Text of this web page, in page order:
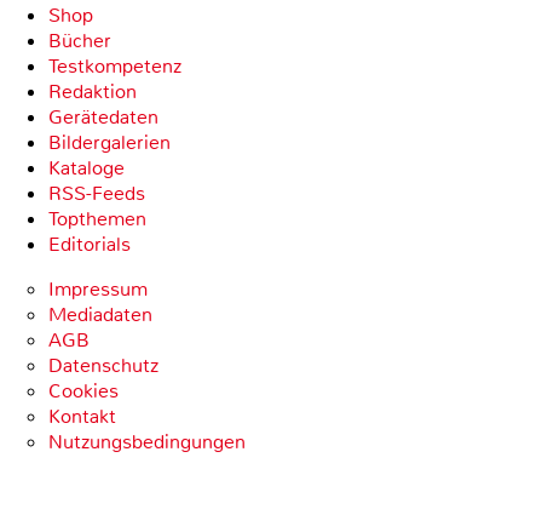
Shop
Bücher
Testkompetenz
Redaktion
Gerätedaten
Bildergalerien
Kataloge
RSS-Feeds
Topthemen
Editorials
Impressum
Mediadaten
AGB
Datenschutz
Cookies
Kontakt
Nutzungsbedingungen